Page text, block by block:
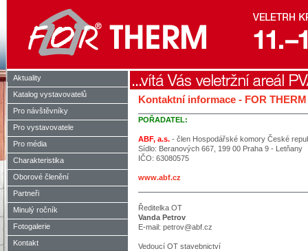
Aktuality
Katalog vystavovatelů
Pro návštěvníky
Pro vystavovatele
Pro média
Charakteristika
Oborové členění
Partneři
Minulý ročník
Fotogalerie
Kontakt
Kontaktní informace - FOR THERM
POŘADATEL:
ABF, a.s. - člen Hospodářské komory České
Sídlo: Beranových 667, 199 00 Praha 9 - Letňany
IČO: 63080575
www.abf.cz
Ředitelka OT
Vanda Petrov
E-mail: petrov@abf.cz
Vedoucí OT stavebnictví